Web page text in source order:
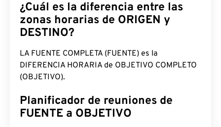
¿Cuál es la diferencia entre las
zonas horarias de ORIGEN y
DESTINO?
LA FUENTE COMPLETA (FUENTE) es la
DIFERENCIA HORARIA de OBJETIVO COMPLETO
(OBJETIVO).
Planificador de reuniones de
FUENTE a OBJETIVO